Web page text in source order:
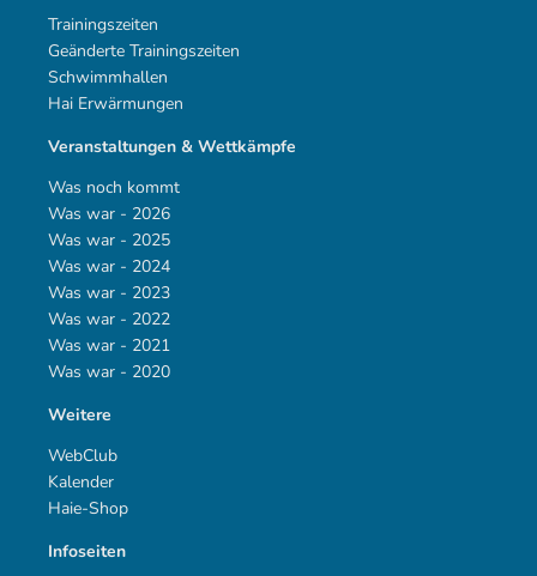
Trainingszeiten
Geänderte Trainingszeiten
Schwimmhallen
Hai Erwärmungen
Veranstaltungen & Wettkämpfe
Was noch kommt
Was war - 2026
Was war - 2025
Was war - 2024
Was war - 2023
Was war - 2022
Was war - 2021
Was war - 2020
Weitere
WebClub
Kalender
Haie-Shop
Infoseiten